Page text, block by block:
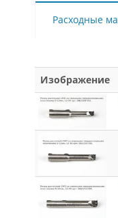
Расходные
Изображение